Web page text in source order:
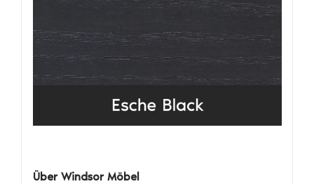
Über Windsor Möbel